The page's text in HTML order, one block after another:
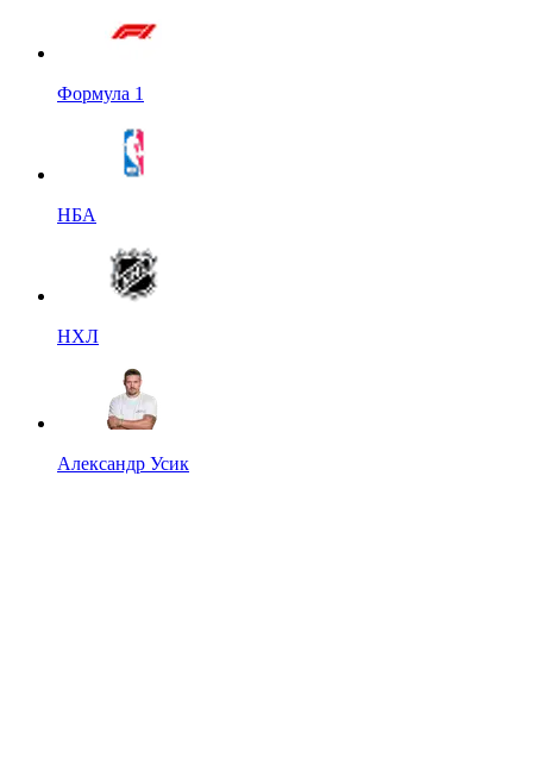
Формула 1
НБА
НХЛ
Александр Усик